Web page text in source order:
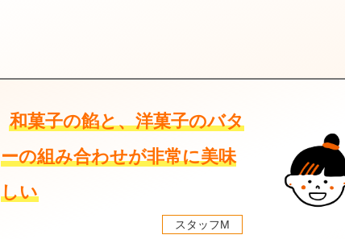
和菓子の餡と、洋菓子のバタ
ーの組み合わせが非常に美味
しい
スタッフM